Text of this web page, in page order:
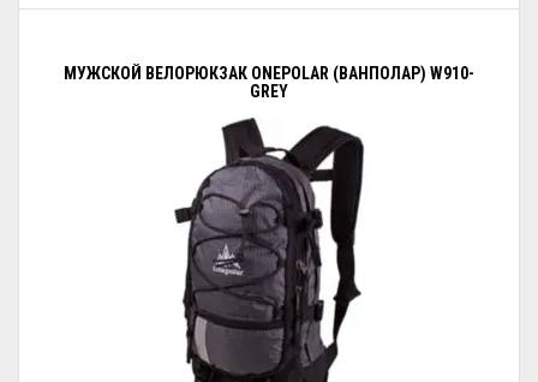
МУЖСКОЙ ВЕЛОРЮКЗАК ONEPOLAR (ВАНПОЛАР) W910-
GREY